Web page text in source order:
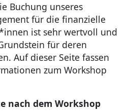
Buchung unseres
für die finanzielle
ist sehr wertvoll und
für deren
Auf dieser Seite fassen
zum Workshop
nach dem Workshop